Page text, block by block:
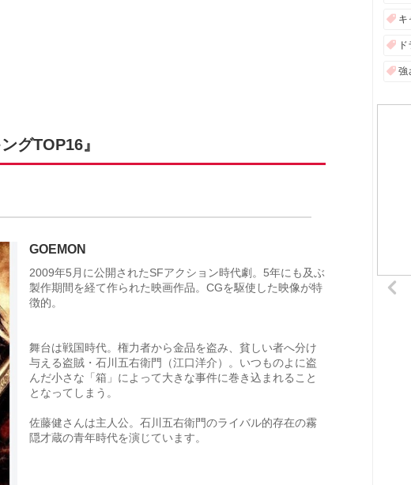
グTOP16』
GOEMON
2009年5月に公開されたSFアクション時代劇。5年にも及ぶ
製作期間を経て作られた映画作品。CGを駆使した映像が特
徴的。
舞台は戦国時代。権力者から金品を盗み、貧しい者へ分け
与える盗賊・石川五右衛門（江口洋介）。いつものよに盗
んだ小さな「箱」によって大きな事件に巻き込まれること
となってしまう。
佐藤健さんは主人公。石川五右衛門のライバル的存在の霧
隠才蔵の青年時代を演じています。
キ
強